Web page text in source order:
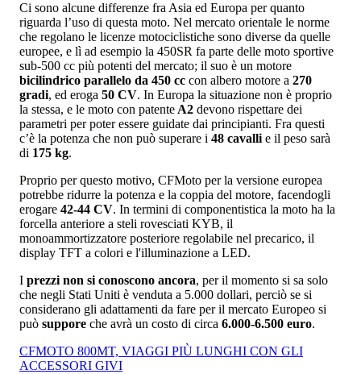
Ci sono alcune differenze fra Asia ed Europa per quanto
riguarda l’uso di questa moto. Nel mercato orientale le norme
che regolano le licenze motociclistiche sono diverse da quelle
europee, e lì ad esempio la 450SR fa parte delle moto sportive
sub-500 cc più potenti del mercato; il suo è un motore
bicilindrico parallelo da 450 cc con albero motore a 270
gradi, ed eroga 50 CV. In Europa la situazione non è proprio
la stessa, e le moto con patente A2 devono rispettare dei
parametri per poter essere guidate dai principianti. Fra questi
c’è la potenza che non può superare i 48 cavalli e il peso sarà
di 175 kg.
Proprio per questo motivo, CFMoto per la versione europea
potrebbe ridurre la potenza e la coppia del motore, facendogli
erogare 42-44 CV. In termini di componentistica la moto ha la
forcella anteriore a steli rovesciati KYB, il
monoammortizzatore posteriore regolabile nel precarico, il
display TFT a colori e l'illuminazione a LED.
I prezzi non si conoscono ancora, per il momento si sa solo
che negli Stati Uniti è venduta a 5.000 dollari, perciò se si
considerano gli adattamenti da fare per il mercato Europeo si
può suppore che avrà un costo di circa 6.000-6.500 euro.
CFMOTO 800MT, VIAGGI PIÙ LUNGHI CON GLI
ACCESSORI GIVI